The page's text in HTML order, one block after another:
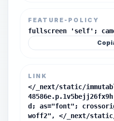
FEATURE-POLICY
fullscreen 'self';
LINK
</_next/static/
d; as="font";
woff2", </_next/static/